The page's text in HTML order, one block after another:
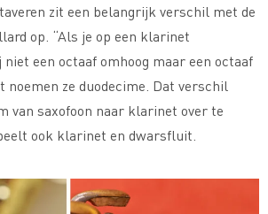
zit een belangrijk verschil met de
op. “Als je op een klarinet
een octaaf omhoog maar een octaaf
noemen ze duodecime. Dat verschil
van saxofoon naar klarinet over te
ook klarinet en dwarsfluit.